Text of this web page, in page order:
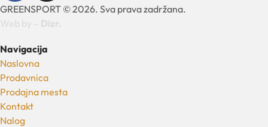
GREENSPORT © 2026. Sva prava zadržana.
Navigacija
Naslovna
Prodavnica
Prodajna mesta
Kontakt
Nalog